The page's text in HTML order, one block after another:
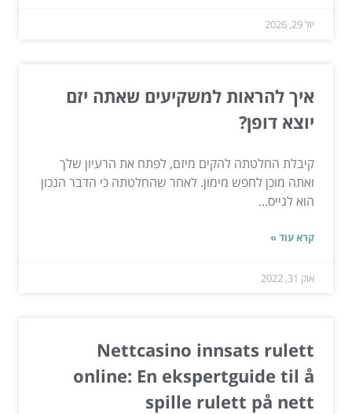
יול 29, 2026
איך להראות למשקיעים שאתה יזם
יוצא דופן?
קיבלת החלטתה להקים מיזם, לפתח את הרעיון שלך
ואתה מוכן לחפש מימון. לאחר שהחלטתה כי הדבר הנכון
הוא לגייס...
קרא עוד »
אוק 31, 2022
Nettcasino innsats rulett
online: En ekspertguide til å
spille rulett på nett